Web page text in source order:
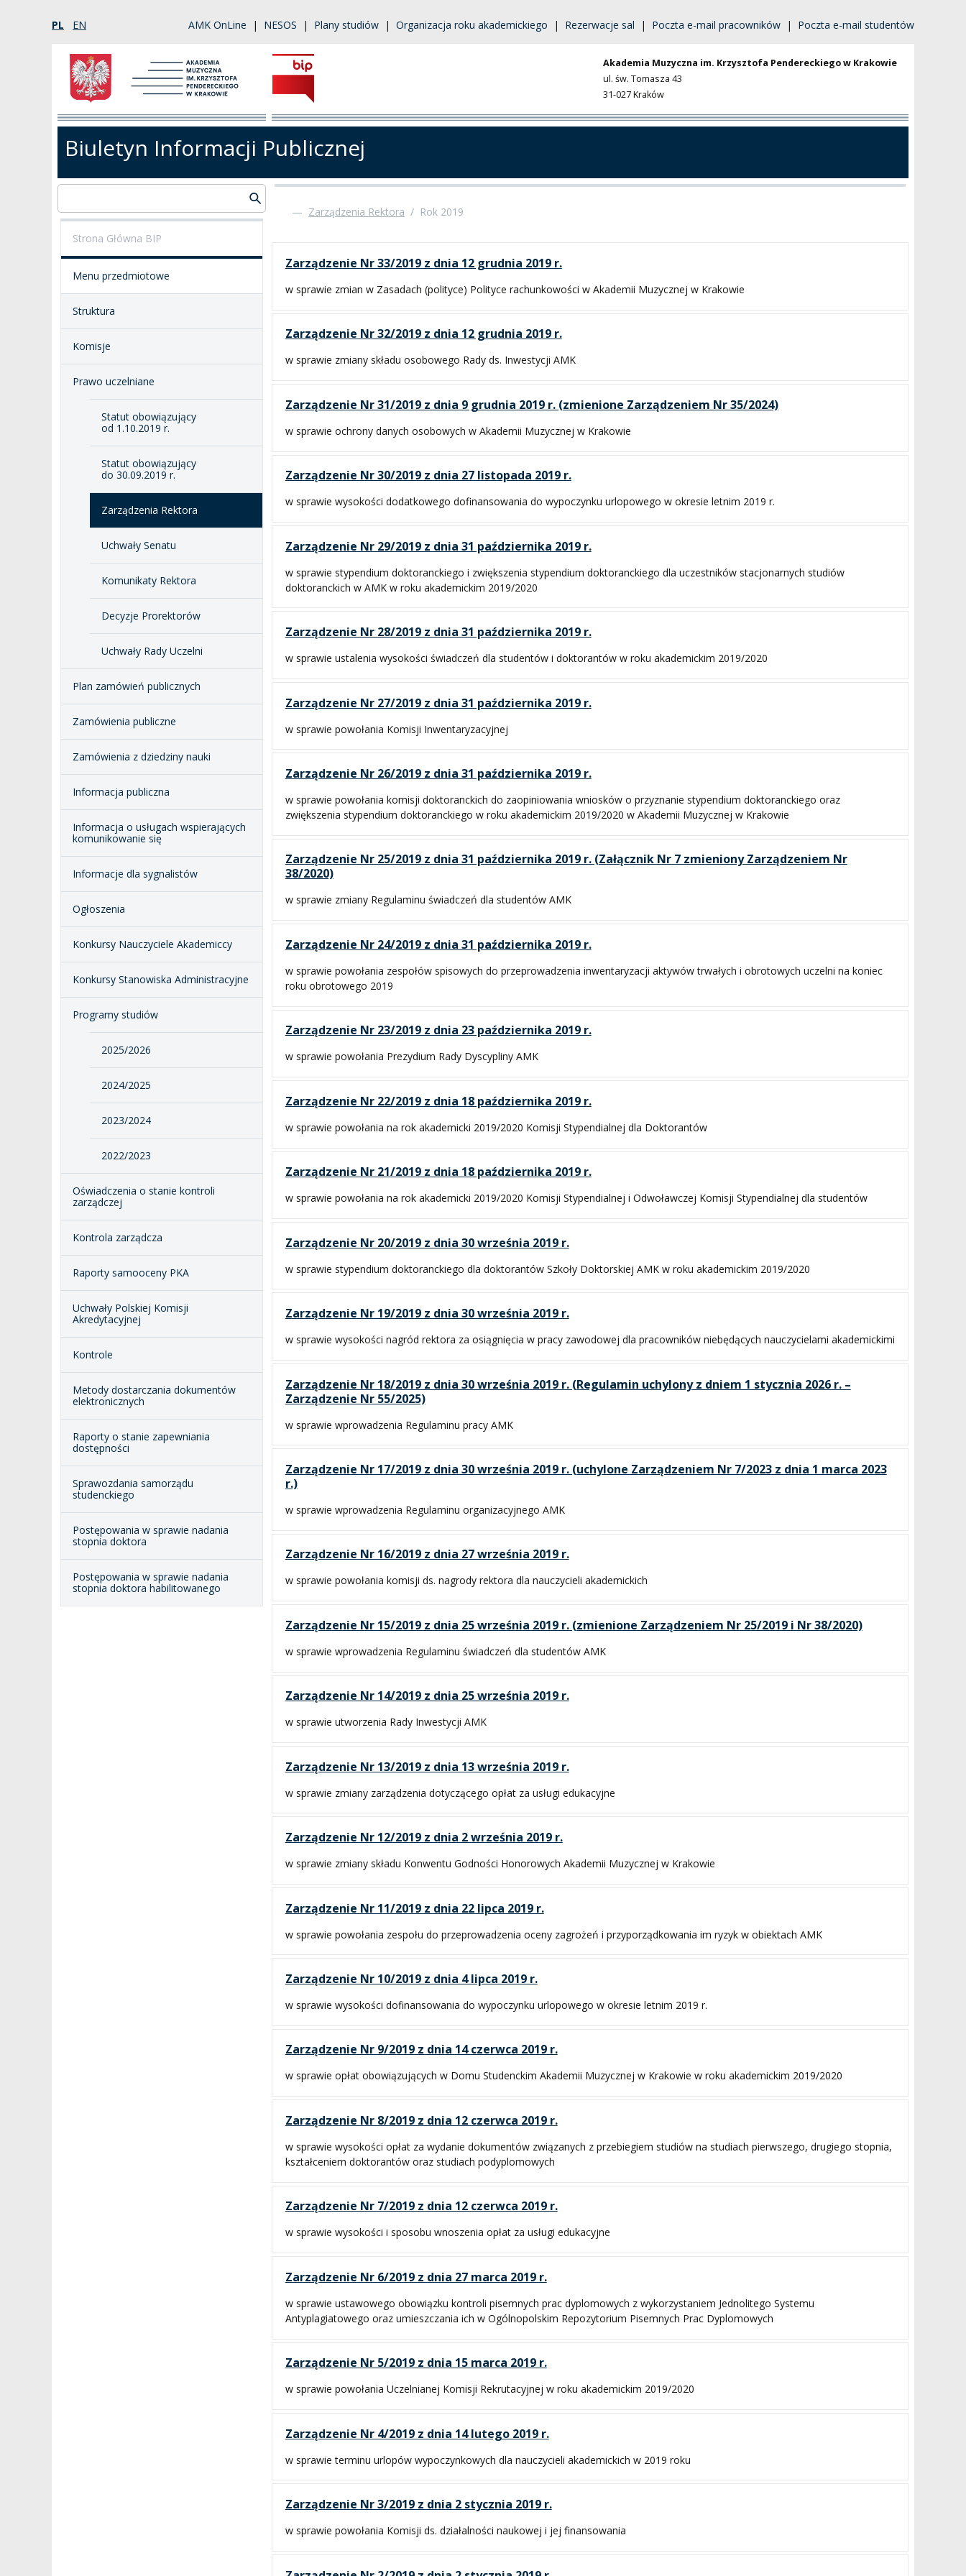
PL EN AMK OnLine | NESOS | Plany studiów | Organizacja roku akademickiego | Rezerwacje sal | Poczta e-mail pracowników | Poczta e-mail studentów
Akademia Muzyczna im. Krzysztofa Pendereckiego w Krakowie
ul. św. Tomasza 43
31-027 Kraków
Biuletyn Informacji Publicznej
Strona Główna BIP
Menu przedmiotowe
Struktura
Komisje
Prawo uczelniane
Statut obowiązujący
od 1.10.2019 r.
Statut obowiązujący
do 30.09.2019 r.
Zarządzenia Rektora
Uchwały Senatu
Komunikaty Rektora
Decyzje Prorektorów
Uchwały Rady Uczelni
Plan zamówień publicznych
Zamówienia publiczne
Zamówienia z dziedziny nauki
Informacja publiczna
Informacja o usługach wspierających
komunikowanie się
Informacje dla sygnalistów
Ogłoszenia
Konkursy Nauczyciele Akademiccy
Konkursy Stanowiska Administracyjne
Programy studiów
2025/2026
2024/2025
2023/2024
2022/2023
Oświadczenia o stanie kontroli
zarządczej
Kontrola zarządcza
Raporty samooceny PKA
Uchwały Polskiej Komisji
Akredytacyjnej
Kontrole
Metody dostarczania dokumentów
elektronicznych
Raporty o stanie zapewniania
dostępności
Sprawozdania samorządu
studenckiego
Postępowania w sprawie nadania
stopnia doktora
Postępowania w sprawie nadania
stopnia doktora habilitowanego
— Zarządzenia Rektora / Rok 2019
Zarządzenie Nr 33/2019 z dnia 12 grudnia 2019 r.
w sprawie zmian w Zasadach (polityce) Polityce rachunkowości w Akademii Muzycznej w Krakowie
Zarządzenie Nr 32/2019 z dnia 12 grudnia 2019 r.
w sprawie zmiany składu osobowego Rady ds. Inwestycji AMK
Zarządzenie Nr 31/2019 z dnia 9 grudnia 2019 r. (zmienione Zarządzeniem Nr 35/2024)
w sprawie ochrony danych osobowych w Akademii Muzycznej w Krakowie
Zarządzenie Nr 30/2019 z dnia 27 listopada 2019 r.
w sprawie wysokości dodatkowego dofinansowania do wypoczynku urlopowego w okresie letnim 2019 r.
Zarządzenie Nr 29/2019 z dnia 31 października 2019 r.
w sprawie stypendium doktoranckiego i zwiększenia stypendium doktoranckiego dla uczestników stacjonarnych studiów
doktoranckich w AMK w roku akademickim 2019/2020
Zarządzenie Nr 28/2019 z dnia 31 października 2019 r.
w sprawie ustalenia wysokości świadczeń dla studentów i doktorantów w roku akademickim 2019/2020
Zarządzenie Nr 27/2019 z dnia 31 października 2019 r.
w sprawie powołania Komisji Inwentaryzacyjnej
Zarządzenie Nr 26/2019 z dnia 31 października 2019 r.
w sprawie powołania komisji doktoranckich do zaopiniowania wniosków o przyznanie stypendium doktoranckiego oraz
zwiększenia stypendium doktoranckiego w roku akademickim 2019/2020 w Akademii Muzycznej w Krakowie
Zarządzenie Nr 25/2019 z dnia 31 października 2019 r. (Załącznik Nr 7 zmieniony Zarządzeniem Nr
38/2020)
w sprawie zmiany Regulaminu świadczeń dla studentów AMK
Zarządzenie Nr 24/2019 z dnia 31 października 2019 r.
w sprawie powołania zespołów spisowych do przeprowadzenia inwentaryzacji aktywów trwałych i obrotowych uczelni na koniec
roku obrotowego 2019
Zarządzenie Nr 23/2019 z dnia 23 października 2019 r.
w sprawie powołania Prezydium Rady Dyscypliny AMK
Zarządzenie Nr 22/2019 z dnia 18 października 2019 r.
w sprawie powołania na rok akademicki 2019/2020 Komisji Stypendialnej dla Doktorantów
Zarządzenie Nr 21/2019 z dnia 18 października 2019 r.
w sprawie powołania na rok akademicki 2019/2020 Komisji Stypendialnej i Odwoławczej Komisji Stypendialnej dla studentów
Zarządzenie Nr 20/2019 z dnia 30 września 2019 r.
w sprawie stypendium doktoranckiego dla doktorantów Szkoły Doktorskiej AMK w roku akademickim 2019/2020
Zarządzenie Nr 19/2019 z dnia 30 września 2019 r.
w sprawie wysokości nagród rektora za osiągnięcia w pracy zawodowej dla pracowników niebędących nauczycielami akademickimi
Zarządzenie Nr 18/2019 z dnia 30 września 2019 r. (Regulamin uchylony z dniem 1 stycznia 2026 r. –
Zarządzenie Nr 55/2025)
w sprawie wprowadzenia Regulaminu pracy AMK
Zarządzenie Nr 17/2019 z dnia 30 września 2019 r. (uchylone Zarządzeniem Nr 7/2023 z dnia 1 marca 2023
r.)
w sprawie wprowadzenia Regulaminu organizacyjnego AMK
Zarządzenie Nr 16/2019 z dnia 27 września 2019 r.
w sprawie powołania komisji ds. nagrody rektora dla nauczycieli akademickich
Zarządzenie Nr 15/2019 z dnia 25 września 2019 r. (zmienione Zarządzeniem Nr 25/2019 i Nr 38/2020)
w sprawie wprowadzenia Regulaminu świadczeń dla studentów AMK
Zarządzenie Nr 14/2019 z dnia 25 września 2019 r.
w sprawie utworzenia Rady Inwestycji AMK
Zarządzenie Nr 13/2019 z dnia 13 września 2019 r.
w sprawie zmiany zarządzenia dotyczącego opłat za usługi edukacyjne
Zarządzenie Nr 12/2019 z dnia 2 września 2019 r.
w sprawie zmiany składu Konwentu Godności Honorowych Akademii Muzycznej w Krakowie
Zarządzenie Nr 11/2019 z dnia 22 lipca 2019 r.
w sprawie powołania zespołu do przeprowadzenia oceny zagrożeń i przyporządkowania im ryzyk w obiektach AMK
Zarządzenie Nr 10/2019 z dnia 4 lipca 2019 r.
w sprawie wysokości dofinansowania do wypoczynku urlopowego w okresie letnim 2019 r.
Zarządzenie Nr 9/2019 z dnia 14 czerwca 2019 r.
w sprawie opłat obowiązujących w Domu Studenckim Akademii Muzycznej w Krakowie w roku akademickim 2019/2020
Zarządzenie Nr 8/2019 z dnia 12 czerwca 2019 r.
w sprawie wysokości opłat za wydanie dokumentów związanych z przebiegiem studiów na studiach pierwszego, drugiego stopnia,
kształceniem doktorantów oraz studiach podyplomowych
Zarządzenie Nr 7/2019 z dnia 12 czerwca 2019 r.
w sprawie wysokości i sposobu wnoszenia opłat za usługi edukacyjne
Zarządzenie Nr 6/2019 z dnia 27 marca 2019 r.
w sprawie ustawowego obowiązku kontroli pisemnych prac dyplomowych z wykorzystaniem Jednolitego Systemu
Antyplagiatowego oraz umieszczania ich w Ogólnopolskim Repozytorium Pisemnych Prac Dyplomowych
Zarządzenie Nr 5/2019 z dnia 15 marca 2019 r.
w sprawie powołania Uczelnianej Komisji Rekrutacyjnej w roku akademickim 2019/2020
Zarządzenie Nr 4/2019 z dnia 14 lutego 2019 r.
w sprawie terminu urlopów wypoczynkowych dla nauczycieli akademickich w 2019 roku
Zarządzenie Nr 3/2019 z dnia 2 stycznia 2019 r.
w sprawie powołania Komisji ds. działalności naukowej i jej finansowania